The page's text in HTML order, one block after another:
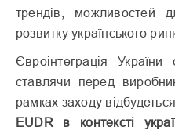
трендів, можливостей
розвитку українського
Євроінтеграція України
ставлячи перед
рамках заходу
EUDR в контексті